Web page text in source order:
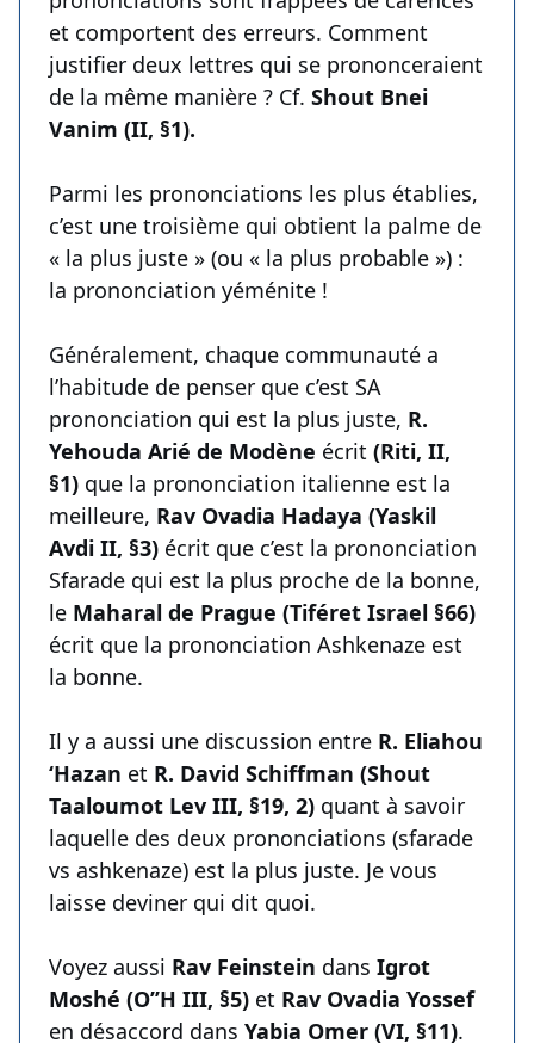
et comportent des erreurs. Comment
justifier deux lettres qui se prononceraient
de la même manière ? Cf. Shout Bnei
Vanim (II, §1).
Parmi les prononciations les plus établies,
c’est une troisième qui obtient la palme de
« la plus juste » (ou « la plus probable ») :
la prononciation yéménite !
Généralement, chaque communauté a
l’habitude de penser que c’est SA
prononciation qui est la plus juste, R.
Yehouda Arié de Modène écrit (Riti, II,
§1) que la prononciation italienne est la
meilleure, Rav Ovadia Hadaya (Yaskil
Avdi II, §3) écrit que c’est la prononciation
Sfarade qui est la plus proche de la bonne,
le Maharal de Prague (Tiféret Israel §66)
écrit que la prononciation Ashkenaze est
la bonne.
Il y a aussi une discussion entre R. Eliahou
‘Hazan et R. David Schiffman (Shout
Taaloumot Lev III, §19, 2) quant à savoir
laquelle des deux prononciations (sfarade
vs ashkenaze) est la plus juste. Je vous
laisse deviner qui dit quoi.
Voyez aussi Rav Feinstein dans Igrot
Moshé (O’’H III, §5) et Rav Ovadia Yossef
en désaccord dans Yabia Omer (VI, §11).